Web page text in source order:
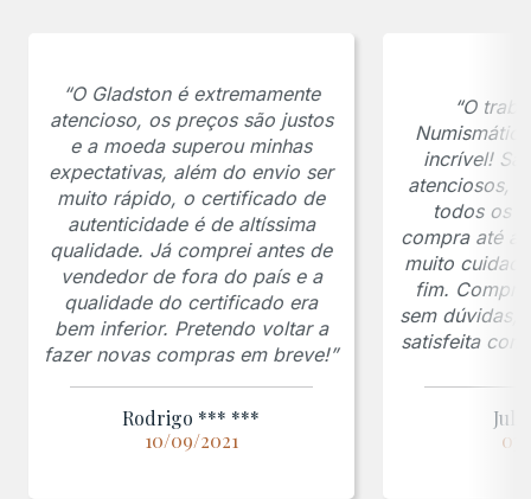
“O Gladston é extremamente
atencioso, os preços são justos
e a moeda superou minhas
expectativas, além do envio ser
muito rápido, o certificado de
autenticidade é de altíssima
qualidade. Já comprei antes de
vendedor de fora do país e a
qualidade do certificado era
bem inferior. Pretendo voltar a
fazer novas compras em breve!”
Rodrigo *** ***
10/09/2021
“O
incrível!
atenciosos,
todos os
compra até a
muito
fim.
sem dúvidas,
satisfeita com
03/